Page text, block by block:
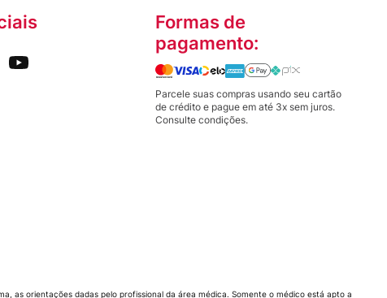
Formas de
pagamento:
Parcele suas compras usando seu cartão
de crédito e pague em até 3x sem juros.
Consulte condições.
as orientações dadas pelo profissional da área médica. Somente o médico está apto a